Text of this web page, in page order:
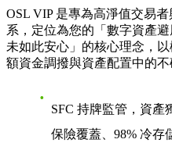
OSL VIP 是專為高淨值交易
系，定位為您的「數字資產
未如此安心」的核心理念，
額資金調撥與資產配置中的不
SFC 持牌監管，資產
保險覆蓋、98% 冷存